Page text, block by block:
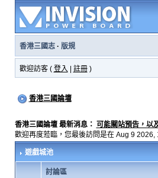
香港三國志· 版規
歡迎訪客 ( 登入 註冊)
香港三國論壇
香港三國論壇 最新消息： 可能關站預告，以
歡迎再度蒞臨，您最後訪問是在 Aug 9 2026,
遊戲城池
討論區